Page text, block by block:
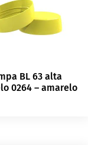
BL 63 alta
0264 – amarelo